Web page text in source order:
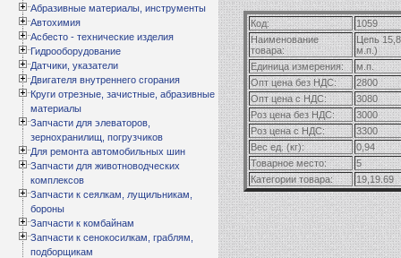
Абразивные материалы, инструменты
Автохимия
Асбесто - технические изделия
Гидрооборудование
Датчики, указатели
Двигателя внутреннего сгорания
Круги отрезные, зачистные, абразивные
материалы
Запчасти для элеваторов,
зернохранилищ, погрузчиков
Для ремонта автомобильных шин
Запчасти для животноводческих
комплексов
Запчасти к сеялкам, лущильникам,
бороны
Запчасти к комбайнам
Запчасти к сенокосилкам, граблям,
подборщикам
Код:
1059
Наименование
товара:
Цепь
м.п.)
Единица измерения:
м.п.
Опт цена без НДС:
2800
Опт цена с НДС:
3080
Роз цена без НДС:
3000
Роз цена с НДС:
3300
Вес ед. (кг):
0,94
Товарное место:
5
Категории товара:
19,19.69